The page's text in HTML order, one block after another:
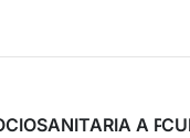
A